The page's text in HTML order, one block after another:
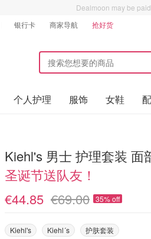
Dealmoon may be
银行卡 商家导航 抢好货
个人护理 服饰 女鞋
Kiehl's 男士 护理套装 面
圣诞节送队友！
€44.85 €69.00 35% off
Kiehl's Kiehl´s 护肤套装